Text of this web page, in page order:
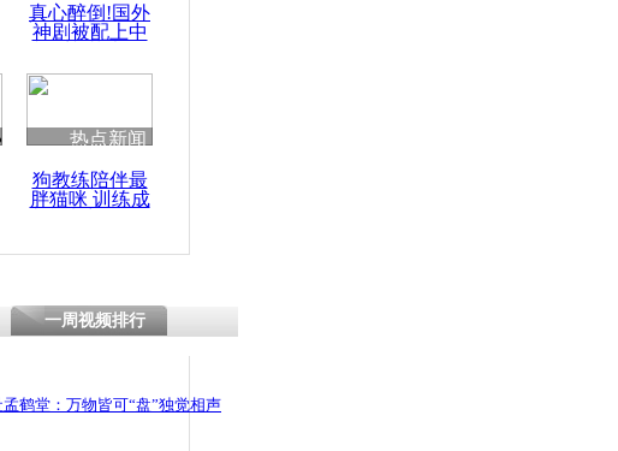
族花山节
真心醉倒!国外
神剧被配上中
热点新闻
狗教练陪伴最
胖猫咪 训练成
一周视频排行
孟鹤堂：万物皆可“盘”独觉相声